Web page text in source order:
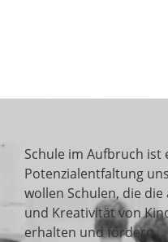
Schule im Aufbruch ist
Potenzialentfaltung
wollen Schulen, die
und Kreativität von
erhalten und fördern.